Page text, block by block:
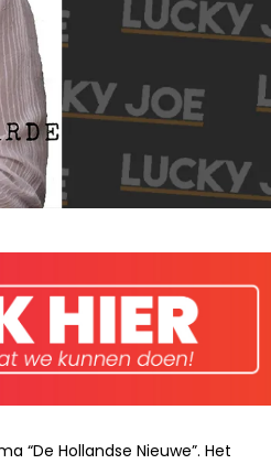
“De Hollandse Nieuwe”. Het